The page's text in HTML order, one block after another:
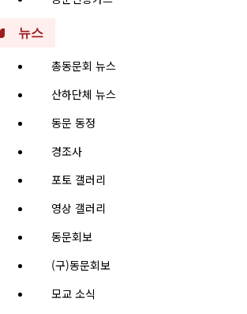
뉴스
총동문회 뉴스
산하단체 뉴스
동문 동정
경조사
포토 갤러리
영상 갤러리
동문회보
(구)동문회보
모교 소식